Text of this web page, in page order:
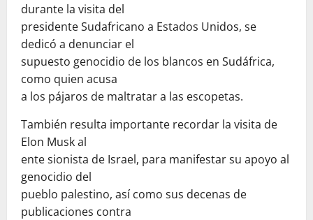
durante la visita del
presidente Sudafricano a Estados Unidos, se
dedicó a denunciar el
supuesto genocidio de los blancos en Sudáfrica,
como quien acusa
a los pájaros de maltratar a las escopetas.
También resulta importante recordar la visita de
Elon Musk al
ente sionista de Israel, para manifestar su apoyo al
genocidio del
pueblo palestino, así como sus decenas de
publicaciones contra